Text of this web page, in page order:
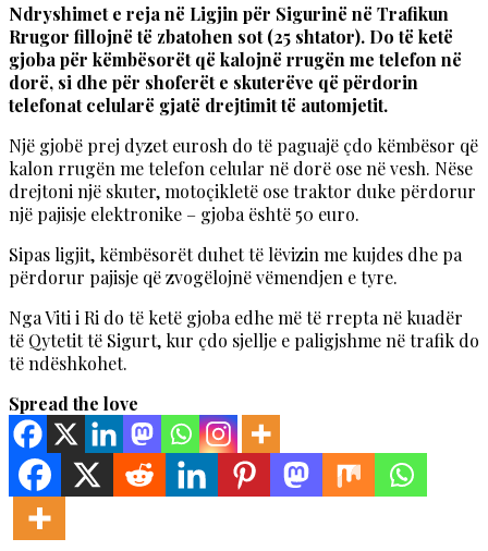
Ndryshimet e reja në Ligjin për Sigurinë në Trafikun
Rrugor fillojnë të zbatohen sot (25 shtator). Do të ketë
gjoba për këmbësorët që kalojnë rrugën me telefon në
dorë, si dhe për shoferët e skuterëve që përdorin
telefonat celularë gjatë drejtimit të automjetit.
Një gjobë prej dyzet eurosh do të paguajë çdo këmbësor që
kalon rrugën me telefon celular në dorë ose në vesh. Nëse
drejtoni një skuter, motoçikletë ose traktor duke përdorur
një pajisje elektronike – gjoba është 50 euro.
Sipas ligjit, këmbësorët duhet të lëvizin me kujdes dhe pa
përdorur pajisje që zvogëlojnë vëmendjen e tyre.
Nga Viti i Ri do të ketë gjoba edhe më të rrepta në kuadër
të Qytetit të Sigurt, kur çdo sjellje e paligjshme në trafik do
të ndëshkohet.
Spread the love